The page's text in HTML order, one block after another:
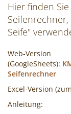
Hier finden
Seife"
Web-Version
(GoogleSheets):
Seifenrechner
Excel-Version
Anleitung: